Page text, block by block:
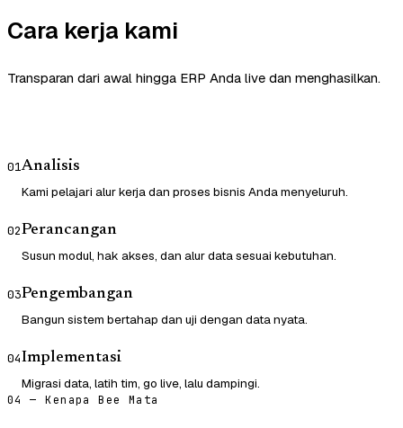
Cara kerja kami
Transparan dari awal hingga ERP Anda live dan menghasilkan.
01Analisis
Kami pelajari alur kerja dan proses bisnis Anda menyeluruh.
02Perancangan
Susun modul, hak akses, dan alur data sesuai kebutuhan.
03Pengembangan
Bangun sistem bertahap dan uji dengan data nyata.
04Implementasi
Migrasi data, latih tim, go live, lalu dampingi.
04 — Kenapa Bee Mata